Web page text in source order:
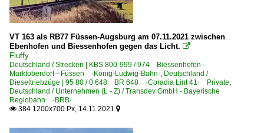
VT 163 als RB77 Füssen-Augsburg am 07.11.2021 zwischen
Ebenhofen und Biessenhofen gegen das Licht. 
Fluffy
Deutschland / Strecken | KBS 800-999 / 974 Biessenhofen –
Marktoberdorf – Füssen ·König-Ludwig-Bahn·, Deutschland /
Dieseltriebzüge | 95 80 / 0 648 BR 648 ·Coradia Lint 41· Private,
Deutschland / Unternehmen (L - Z) / Transdev GmbH - Bayerische
Regiobahn ·BRB·
 384 1200x700 Px, 14.11.2021 